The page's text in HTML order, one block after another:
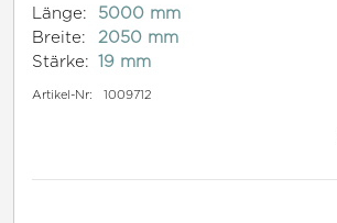
Länge:
5000 mm
Breite:
2050 mm
Stärke: 19 mm
Artikel-Nr: 1009712